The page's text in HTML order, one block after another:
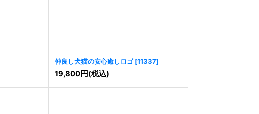
仲良し犬猫の安心癒しロゴ [11337]
19,800円(税込)